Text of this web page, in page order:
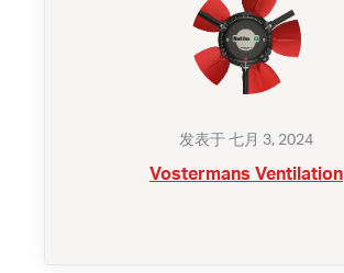
发表于 七月 3, 2024
Vostermans Ventilation